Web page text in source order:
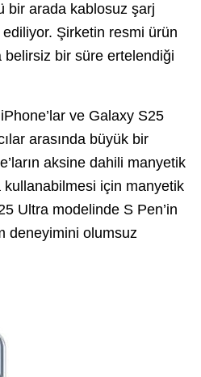
bir arada kablosuz şarj
Şirketin resmi ürün
belirsiz bir süre ertelendiği
ve Galaxy S25
arasında büyük bir
aksine dahili manyetik
kullanabilmesi için manyetik
Ultra modelinde S Pen’in
deneyimini olumsuz